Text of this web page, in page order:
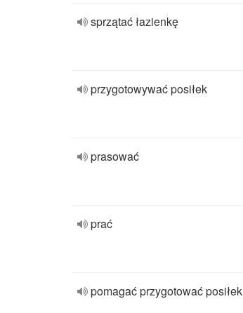
sprzątać łazienkę
przygotowywać posiłek
prasować
prać
pomagać przygotować posiłek